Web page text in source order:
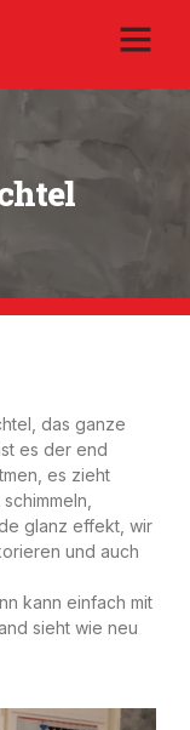
das ganze
es der end
es zieht
glanz effekt, wir
und auch
kann einfach mit
sieht wie neu